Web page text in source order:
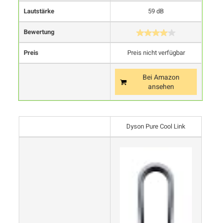
Lautstärke 59 dB
Bewertung
Preis Preis nicht verfügbar
Bei Amazon
ansehen
Dyson Pure Cool Link